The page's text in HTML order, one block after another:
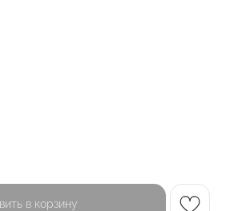
в корзину